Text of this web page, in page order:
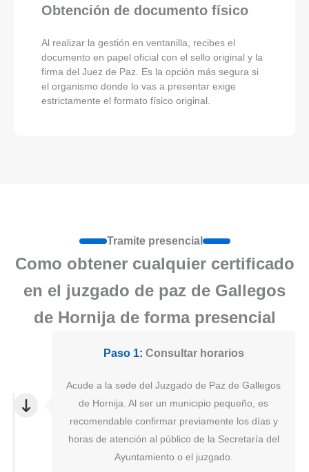
Obtención de documento físico
Al realizar la gestión en ventanilla, recibes el
documento en papel oficial con el sello original y la
firma del Juez de Paz. Es la opción más segura si
el organismo donde lo vas a presentar exige
estrictamente el formato físico original.
Tramite presencial
Como obtener cualquier certificado
en el juzgado de paz de Gallegos
de Hornija de forma presencial
Paso 1: Consultar horarios
Acude a la sede del Juzgado de Paz de Gallegos
de Hornija. Al ser un municipio pequeño, es
recomendable confirmar previamente los días y
horas de atención al público de la Secretaría del
Ayuntamiento o el juzgado.